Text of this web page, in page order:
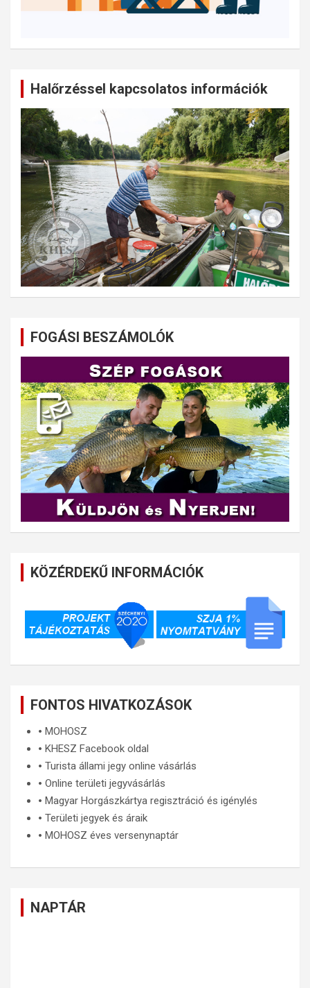
Halőrzéssel kapcsolatos információk
FOGÁSI BESZÁMOLÓK
KÖZÉRDEKŰ INFORMÁCIÓK
FONTOS HIVATKOZÁSOK
🞄 MOHOSZ
🞄 KHESZ Facebook oldal
🞄 Turista állami jegy online vásárlás
🞄 Online területi jegyvásárlás
🞄 Magyar Horgászkártya regisztráció és igénylés
🞄 Területi jegyek és áraik
🞄 MOHOSZ éves versenynaptár
NAPTÁR